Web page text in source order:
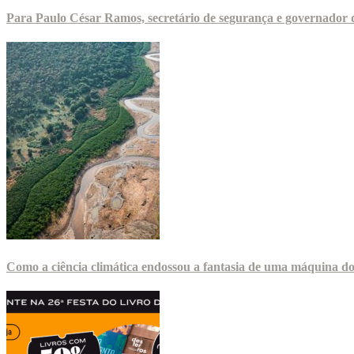
Para Paulo César Ramos, secretário de segurança e governador
Como a ciência climática endossou a fantasia de uma máquina